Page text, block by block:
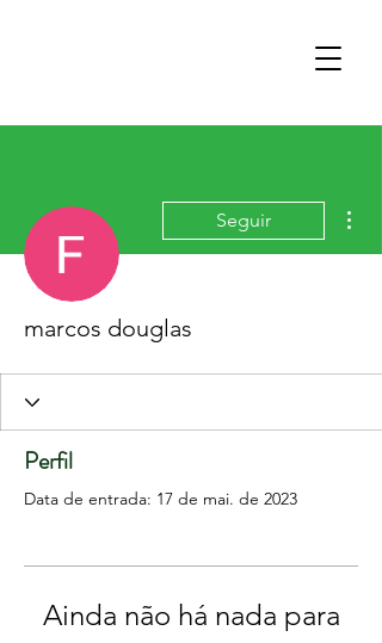
Seguir
marcos douglas
Perfil
Data de entrada: 17 de mai. de 2023
Ainda não há nada para